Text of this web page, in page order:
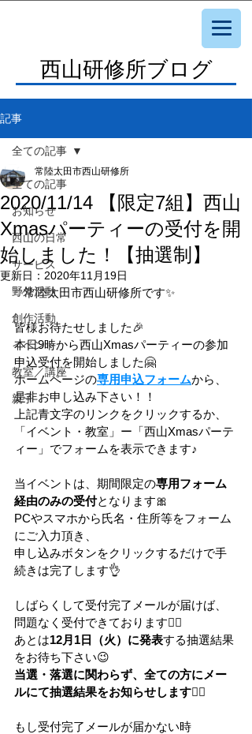
西山研修所ブログ
記事
全ての記事
お知らせ
西山の日常
サービス
野外活動
創作活動
イベント
教室／講座
親子
全ての記事
2020/11/14 【限定7組】西山
Xmasパーティーの受付を開
始しました！【抽選制】
常陸太田市西山研修所
更新日： 2020年11月19日
✨常陸太田市西山研修所です✨
皆様お待たせしました🎉
本日9時から西山Xmasパーティーの参加
申込受付を開始しました🤗
ホームページの専用申込フォームから、
是非お申し込み下さい！！
上記青文字のリンクをクリックするか、
「イベント・教室」ー「西山Xmasパーテ
ィー」でフォームを表示できます♪
当イベントは、期間限定の専用フォーム
経由のみの受付となります🎀
PCやスマホから氏名・住所等をフォーム
にご入力頂き、
申し込みボタンをクリックするだけで手
続きは完了します👌
しばらくして受付完了メールが届けば、
問題なく受付できております🙆‍♂️
あとは12月1日（火）に発表する抽選結果
をお待ち下さい😉
当選・落選に関わらず、全ての方にメー
ルにて抽選結果をお知らせします🙇‍♂️
もし受付完了メールが届かない時